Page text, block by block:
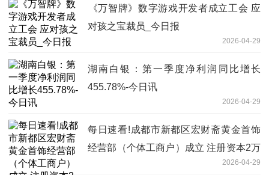
‌《万智牌》数字游戏开发者成立工会 应
对孩之宝裁员_今日报
2026-04-29
湖南白银：第一季度净利润同比增长
455.78%-今日讯
2026-04-29
每日速看!成都市新都区宏财斋黄金首饰
经营部（个体工商户）成立 注册资本2万
2026-04-29